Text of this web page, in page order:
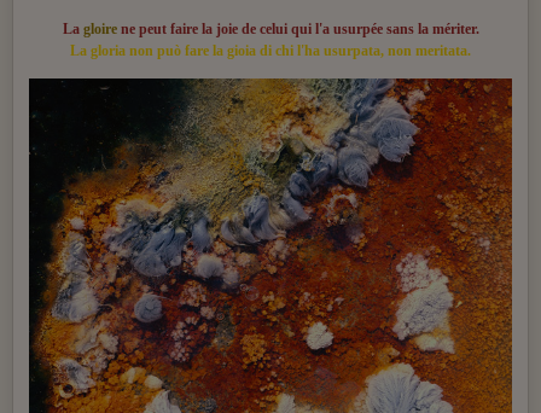
La gloirene peut faire la joie de celui qui l'a usurpée sans la mériter.
La gloria non può fare la gioia di chi l'ha usurpata, non meritata.